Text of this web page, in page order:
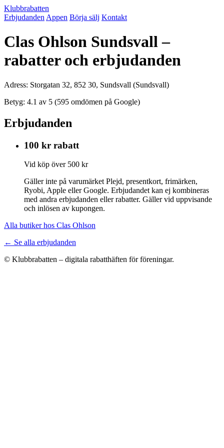
Klubbrabatten
Erbjudanden Appen Börja sälj Kontakt
Clas Ohlson Sundsvall –
rabatter och erbjudanden
Adress: Storgatan 32, 852 30, Sundsvall (Sundsvall)
Betyg: 4.1 av 5 (595 omdömen på Google)
Erbjudanden
100 kr rabatt
Vid köp över 500 kr
Gäller inte på varumärket Plejd, presentkort, frimärken,
Ryobi, Apple eller Google. Erbjudandet kan ej kombineras
med andra erbjudanden eller rabatter. Gäller vid uppvisande
och inlösen av kupongen.
Alla butiker hos Clas Ohlson
← Se alla erbjudanden
© Klubbrabatten – digitala rabatthäften för föreningar.